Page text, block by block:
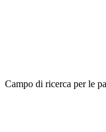
Campo di ricerca per le